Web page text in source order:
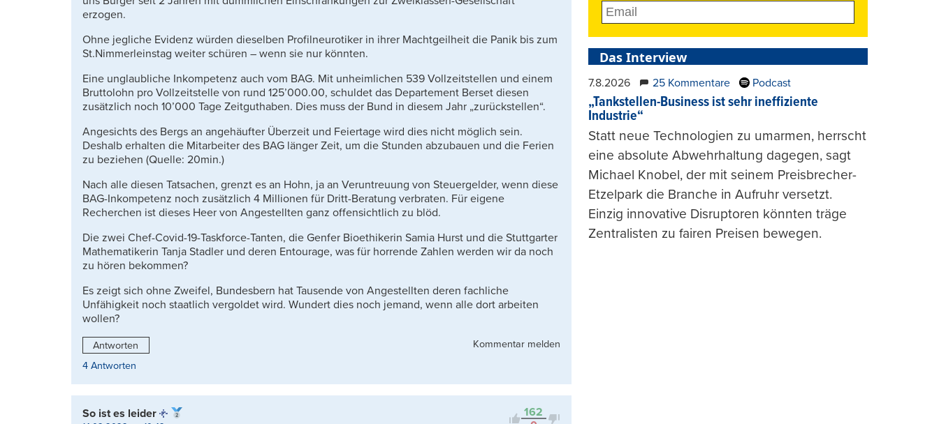
erzogen.
Ohne jegliche Evidenz würden dieselben Profilneurotiker in ihrer Machtgeilheit die Panik bis zum
St.Nimmerleinstag weiter schüren – wenn sie nur könnten.
Eine unglaubliche Inkompetenz auch vom BAG. Mit unheimlichen 539 Vollzeitstellen und einem
Bruttolohn pro Vollzeitstelle von rund 125’000.00, schuldet das Departement Berset diesen
zusätzlich noch 10’000 Tage Zeitguthaben. Dies muss der Bund in diesem Jahr „zurückstellen“.
Angesichts des Bergs an angehäufter Überzeit und Feiertage wird dies nicht möglich sein.
Deshalb erhalten die Mitarbeiter des BAG länger Zeit, um die Stunden abzubauen und die Ferien
zu beziehen (Quelle: 20min.)
Nach alle diesen Tatsachen, grenzt es an Hohn, ja an Veruntreuung von Steuergelder, wenn diese
BAG-Inkompetenz noch zusätzlich 4 Millionen für Dritt-Beratung verbraten. Für eigene
Recherchen ist dieses Heer von Angestellten ganz offensichtlich zu blöd.
Die zwei Chef-Covid-19-Taskforce-Tanten, die Genfer Bioethikerin Samia Hurst und die Stuttgarter
Mathematikerin Tanja Stadler und deren Entourage, was für horrende Zahlen werden wir da noch
zu hören bekommen?
Es zeigt sich ohne Zweifel, Bundesbern hat Tausende von Angestellten deren fachliche
Unfähigkeit noch staatlich vergoldet wird. Wundert dies noch jemand, wenn alle dort arbeiten
wollen?
Antworten
Kommentar melden
4 Antworten
162
So ist es leider
Das Interview
7.8.2026 25 Kommentare Podcast
„Tankstellen-Business ist sehr ineffiziente
Industrie“
Statt neue Technologien zu umarmen, herrscht
eine absolute Abwehrhaltung dagegen, sagt
Michael Knobel, der mit seinem Preisbrecher-
Etzelpark die Branche in Aufruhr versetzt.
Einzig innovative Disruptoren könnten träge
Zentralisten zu fairen Preisen bewegen.